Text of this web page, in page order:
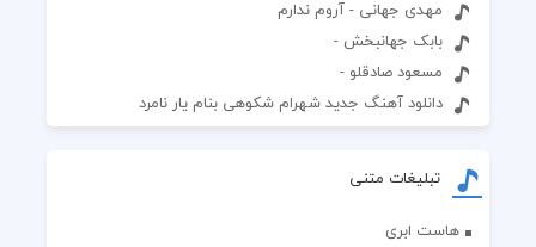
مهدی جهانی - آروم ندارم
بابک جهانبخش -
مسعود صادقلو -
دانلود آهنگ جدید شهرام شکوهی بنام یار نامرد
تبلیغات متنی
هاست ابری